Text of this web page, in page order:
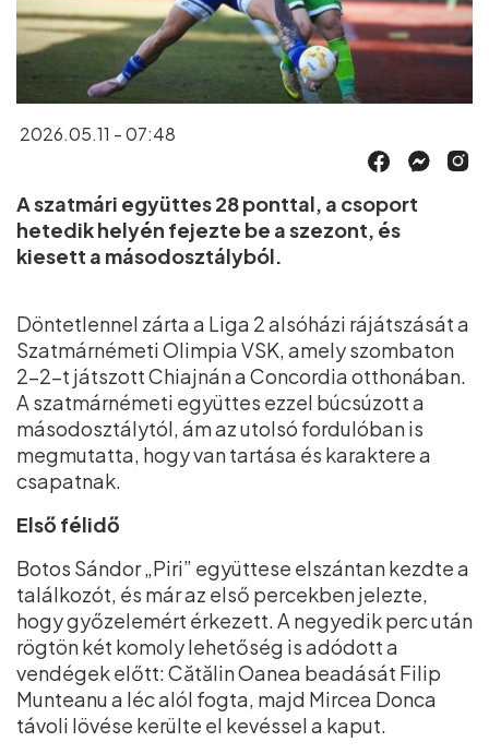
2026.05.11 - 07:48
A szatmári együttes 28 ponttal, a csoport
hetedik helyén fejezte be a szezont, és
kiesett a másodosztályból.
Döntetlennel zárta a Liga 2 alsóházi rájátszását a
Szatmárnémeti Olimpia VSK, amely szombaton
2–2-t játszott Chiajnán a Concordia otthonában.
A szatmárnémeti együttes ezzel búcsúzott a
másodosztálytól, ám az utolsó fordulóban is
megmutatta, hogy van tartása és karaktere a
csapatnak.
Első félidő
Botos Sándor „Piri” együttese elszántan kezdte a
találkozót, és már az első percekben jelezte,
hogy győzelemért érkezett. A negyedik perc után
rögtön két komoly lehetőség is adódott a
vendégek előtt: Cătălin Oanea beadását Filip
Munteanu a léc alól fogta, majd Mircea Donca
távoli lövése kerülte el kevéssel a kaput.